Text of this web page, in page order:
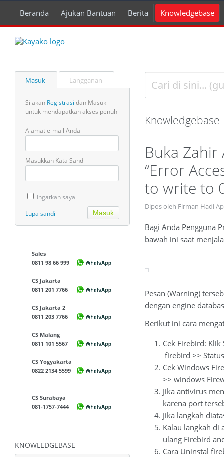
Beranda Ajukan Bantuan Berita Knowledgebase
Masuk Langganan
Silakan Registrasi dan Masuk
untuk mendapatkan akses penuh
Alamat e-mail Anda
Masukkan Kata Sandi
Ingatkan saya
Lupa sandi
Sales
0811 98 66 999
CS Jakarta
0811 201 7766
CS Jakarta 2
0811 203 7766
CS Malang
0811 101 5567
CS Yogyakarta
0822 2134 5599
CS Surabaya
081-1757-7444
KNOWLEDGEBASE
Knowledgebase
Buka
“Error
to write to
Dipos oleh Firman Hadi
Bagi Anda Pengguna
bawah ini saat
Pesan (Warning)
dengan engine
Berikut ini cara
Cek Firebird:
firebird >>
Cek Windows
>> windows
Jika antivirus
karena port
Jika langkah
Kalau langkah di
ulang Firebird
Cara Uninstal